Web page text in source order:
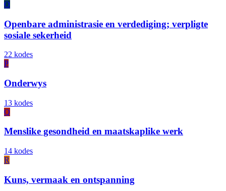
O
Openbare administrasie en verdediging; verpligte
sosiale sekerheid
22 kodes
P
Onderwys
13 kodes
Q
Menslike gesondheid en maatskaplike werk
14 kodes
R
Kuns, vermaak en ontspanning